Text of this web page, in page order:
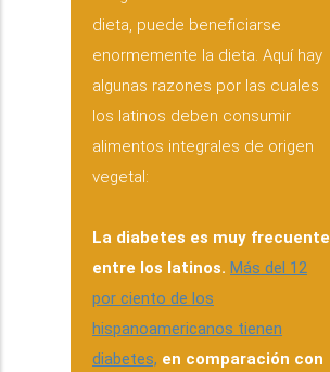
dieta, puede beneficiarse
enormemente la dieta. Aquí hay
algunas razones por las cuales
los latinos deben consumir
alimentos integrales de origen
vegetal:
La diabetes es muy frecuente
entre los latinos. Más del 12
por ciento de los
hispanoamericanos tienen
diabetes, en comparación con